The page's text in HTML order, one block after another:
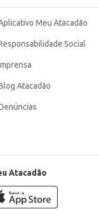
Meu Atacadão
Social
Atacadão
Atacadão